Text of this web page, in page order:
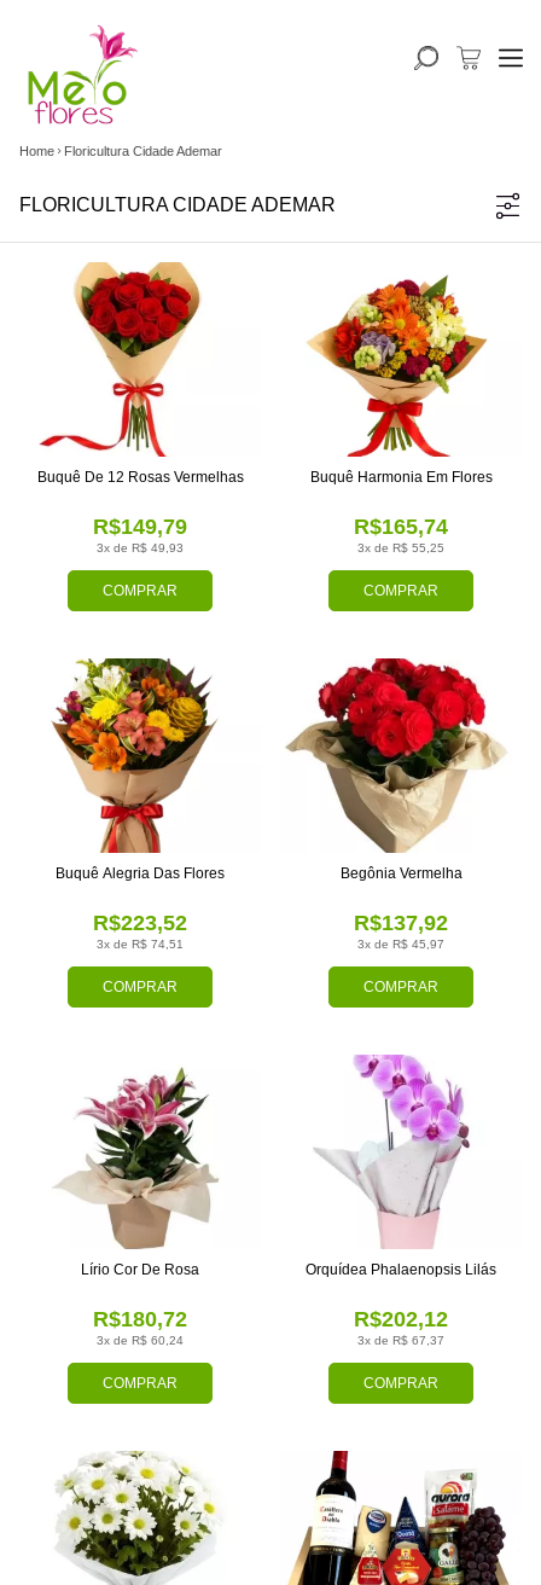
Home Floricultura Cidade Ademar
FLORICULTURA CIDADE ADEMAR
COMPRAR
3x de R$ 49,93
R$149,79
Buquê De 12 Rosas Vermelhas
COMPRAR
3x de R$ 55,25
R$165,74
Buquê Harmonia Em Flores
COMPRAR
3x de R$ 74,51
R$223,52
Buquê Alegria Das Flores
COMPRAR
3x de R$ 45,97
R$137,92
Begônia Vermelha
COMPRAR
3x de R$ 60,24
R$180,72
Lírio Cor De Rosa
COMPRAR
3x de R$ 67,37
R$202,12
Orquídea Phalaenopsis Lilás